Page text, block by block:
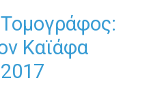
Καϊάφα